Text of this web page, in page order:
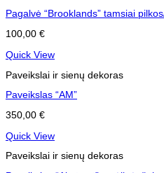
Pagalvė “Brooklands” tamsiai
100,00 €
Quick View
Paveikslai ir sienų dekoras
Paveikslas “AM”
350,00 €
Quick View
Paveikslai ir sienų dekoras